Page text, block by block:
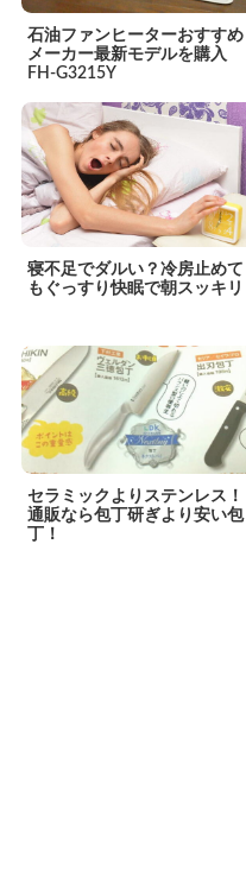
石油ファンヒーターおすすめ
メーカー最新モデルを購入
FH-G3215Y
寝不足でダルい？冷房止めて
もぐっすり快眠で朝スッキリ
セラミックよりステンレス！
通販なら包丁研ぎより安い包
丁！